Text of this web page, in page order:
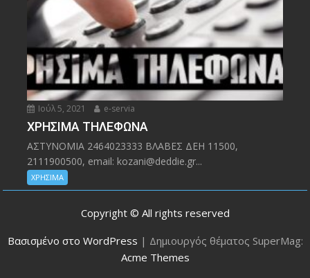
Ιούλ 5, 2021 e-servia
ΧΡΗΣΙΜΑ ΤΗΛΕΦΩΝΑ
ΑΣΤΥΝΟΜΙΑ 2464023333 ΒΛΑΒΕΣ ΔΕΗ 11500,
2111900500, email: kozani@deddie.gr...
ΧΡΗΣΙΜΑ
Copyright © All rights reserved
Βασισμένο στο WordPress | Δημιουργός θέματος SuperMag:
Acme Themes